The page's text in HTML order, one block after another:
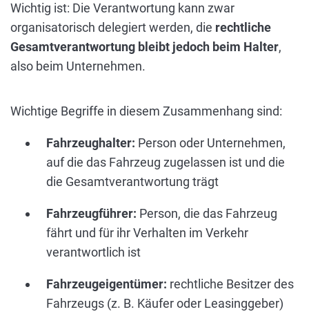
Wichtig ist: Die Verantwortung kann zwar
organisatorisch delegiert werden, die rechtliche
Gesamtverantwortung bleibt jedoch beim Halter,
also beim Unternehmen.
Wichtige Begriffe in diesem Zusammenhang sind:
Fahrzeughalter: Person oder Unternehmen,
auf die das Fahrzeug zugelassen ist und die
die Gesamtverantwortung trägt
Fahrzeugführer: Person, die das Fahrzeug
fährt und für ihr Verhalten im Verkehr
verantwortlich ist
Fahrzeugeigentümer: rechtliche Besitzer des
Fahrzeugs (z. B. Käufer oder Leasinggeber)